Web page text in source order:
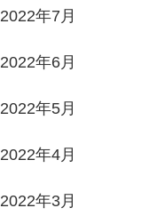
2022年7月
2022年6月
2022年5月
2022年4月
2022年3月